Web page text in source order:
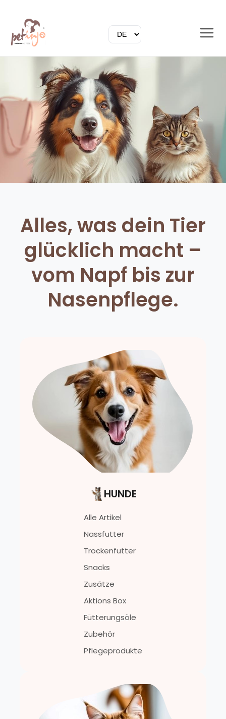
Alles, was dein Tier
glücklich macht –
vom Napf bis zur
Nasenpflege.
HUNDE
Alle Artikel
Nassfutter
Trockenfutter
Snacks
Zusätze
Aktions Box
Fütterungsöle
Zubehör
Pflegeprodukte